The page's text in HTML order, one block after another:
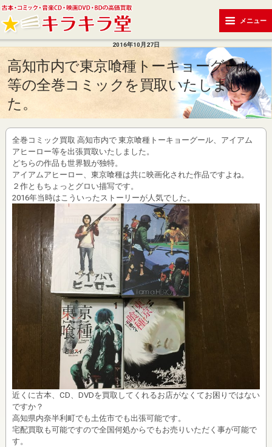
メニュー
2016年10月27日
高知市内で東京喰種トーキョーグール
等の全巻コミックを買取いたしまし
た。
全巻コミック買取 高知市内で 東京喰種トーキョーグール、アイアム
アヒーロー等を出張買取いたしました。
どちらの作品も世界観が独特。
アイアムアヒーロー、東京喰種は共に映画化された作品ですよね。
２作ともちょっとグロい描写です。
2016年当時はこういったストーリーが人気でした。
近くに古本、CD、DVDを買取してくれるお店がなくてお困りではない
ですか？
高知県内奈半利町でも土佐市でも出張可能です。
宅配買取も可能ですので全国何処からでもお売りいただく事が可能で
す。